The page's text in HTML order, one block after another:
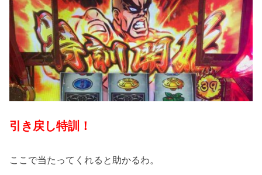
引き戻し特訓！
ここで当たってくれると助かるわ。